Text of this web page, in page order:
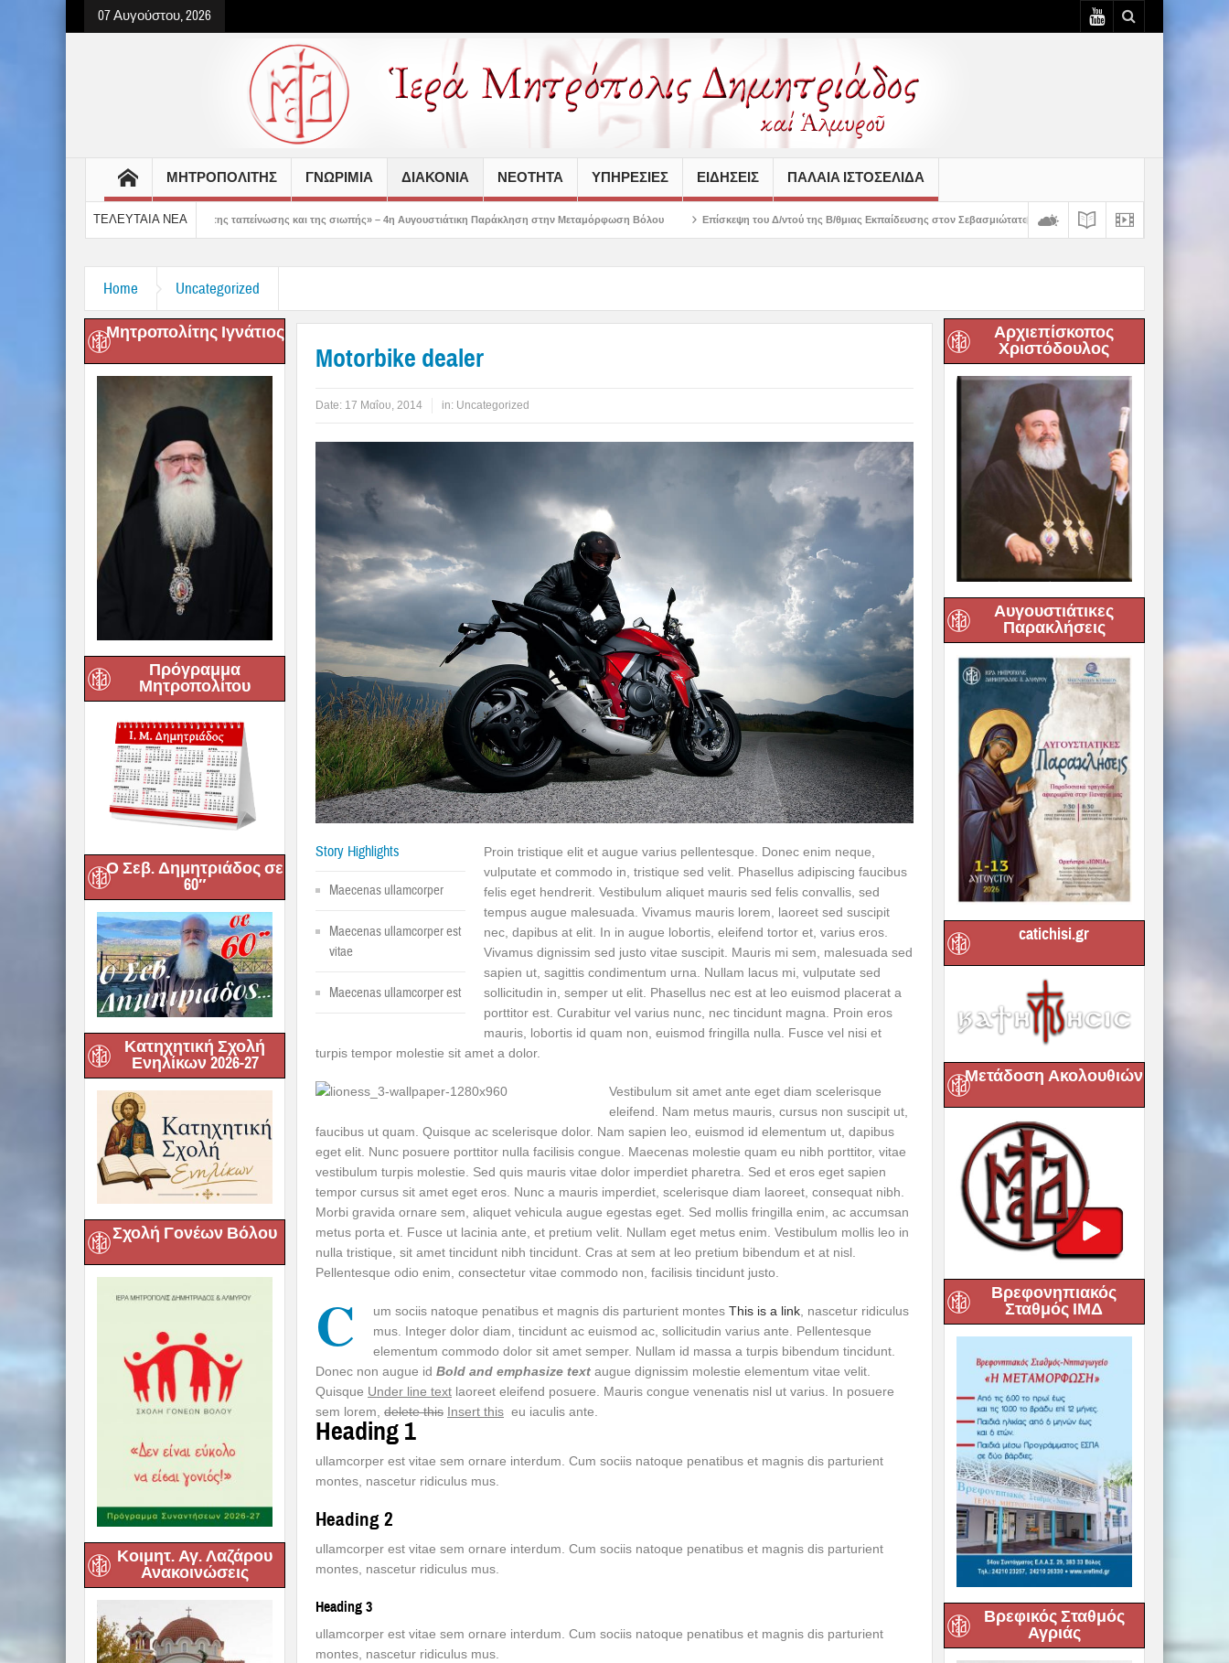
07 Αυγούστου, 2026
ΜΗΤΡΟΠΟΛΙΤΗΣ ΓΝΩΡΙΜΙΑ ΔΙΑΚΟΝΙΑ ΝΕΟΤΗΤΑ ΥΠΗΡΕΣΙΕΣ ΕΙΔΗΣΕΙΣ ΠΑΛΑΙΆ ΙΣΤΟΣΕΛΊΔΑ
ΤΕΛΕΥΤΑΙΑ ΝΕΑ
δείχνει τον δρόμο της ταπείνωσης και της σιωπής» – 4η Αυγουστιάτικη Παράκληση στην Μεταμόρφωση Βόλου Επίσκεψη του Δ/ντού της Β/θμιας Εκπαίδευσης στον Σεβασμιώτατο Δημητριάδος Ιγνάτιος: «Ο Χριστός μάς έδειξε το
Home Uncategorized
Μητροπολίτης Ιγνάτιος
Πρόγραμμα
Μητροπολίτου
Ο Σεβ. Δημητριάδος σε
60″
Κατηχητική Σχολή
Ενηλίκων 2026-27
Σχολή Γονέων Βόλου
Κοιμητ. Αγ. Λαζάρου
Ανακοινώσεις
Motorbike dealer
Date: 17 Μαΐου, 2014 in: Uncategorized
Story Highlights
Maecenas ullamcorper
Maecenas ullamcorper est
vitae
Maecenas ullamcorper est
Proin tristique elit et augue varius pellentesque. Donec enim neque,
vulputate et commodo in, tristique sed velit. Phasellus adipiscing faucibus
felis eget hendrerit. Vestibulum aliquet mauris sed felis convallis, sed
tempus augue malesuada. Vivamus mauris lorem, laoreet sed suscipit
nec, dapibus at elit. In in augue lobortis, eleifend tortor et, varius eros.
Vivamus dignissim sed justo vitae suscipit. Mauris mi sem, malesuada sed
sapien ut, sagittis condimentum urna. Nullam lacus mi, vulputate sed
sollicitudin in, semper ut elit. Phasellus nec est at leo euismod placerat a
porttitor est. Curabitur vel varius nunc, nec tincidunt magna. Proin eros
mauris, lobortis id quam non, euismod fringilla nulla. Fusce vel nisi et
turpis tempor molestie sit amet a dolor.
Vestibulum sit amet ante eget diam scelerisque
eleifend. Nam metus mauris, cursus non suscipit ut,
faucibus ut quam. Quisque ac scelerisque dolor. Nam sapien leo, euismod id elementum ut, dapibus
eget elit. Nunc posuere porttitor nulla facilisis congue. Maecenas molestie quam eu nibh porttitor, vitae
vestibulum turpis molestie. Sed quis mauris vitae dolor imperdiet pharetra. Sed et eros eget sapien
tempor cursus sit amet eget eros. Nunc a mauris imperdiet, scelerisque diam laoreet, consequat nibh.
Morbi gravida ornare sem, aliquet vehicula augue egestas eget. Sed mollis fringilla enim, ac accumsan
metus porta et. Fusce ut lacinia ante, et pretium velit. Nullam eget metus enim. Vestibulum mollis leo in
nulla tristique, sit amet tincidunt nibh tincidunt. Cras at sem at leo pretium bibendum et at nisl.
Pellentesque odio enim, consectetur vitae commodo non, facilisis tincidunt justo.
C um sociis natoque penatibus et magnis dis parturient montes This is a link, nascetur ridiculus
mus. Integer dolor diam, tincidunt ac euismod ac, sollicitudin varius ante. Pellentesque
elementum commodo dolor sit amet semper. Nullam id massa a turpis bibendum tincidunt.
Donec non augue id Bold and emphasize textaugue dignissim molestie elementum vitae velit.
Quisque Under line textlaoreet eleifend posuere. Mauris congue venenatis nisl ut varius. In posuere
sem lorem, delete this Insert thiseu iaculis ante.
Heading 1
ullamcorper est vitae sem ornare interdum. Cum sociis natoque penatibus et magnis dis parturient
montes, nascetur ridiculus mus.
Heading 2
ullamcorper est vitae sem ornare interdum. Cum sociis natoque penatibus et magnis dis parturient
montes, nascetur ridiculus mus.
Heading 3
ullamcorper est vitae sem ornare interdum. Cum sociis natoque penatibus et magnis dis parturient
montes, nascetur ridiculus mus.
Αρχιεπίσκοπος
Χριστόδουλος
Αυγουστιάτικες
Παρακλήσεις
catichisi.gr
Μετάδοση Ακολουθιών
Βρεφονηπιακός
Σταθμός ΙΜΔ
Βρεφικός Σταθμός
Αγριάς